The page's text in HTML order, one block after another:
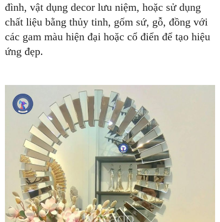
đình, vật dụng decor lưu niệm, hoặc sử dụng
chất liệu bằng thủy tinh, gốm sứ, gỗ, đồng với
các gam màu hiện đại hoặc cổ điển để tạo hiệu
ứng đẹp.